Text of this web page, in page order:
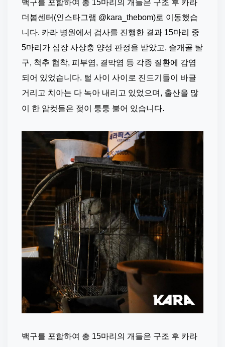
백구를 포함하여 총 15마리의 개들은 구조 후 카라
더봄센터(인스타그램 @kara_thebom)로 이동했습
니다. 카라 병원에서 검사를 진행한 결과 15마리 중
5마리가 심장 사상충 양성 판정을 받았고, 슬개골 탈
구, 척추 협착, 피부염, 결막염 등 각종 질환에 감염
되어 있었습니다. 털 사이 사이로 진드기들이 바글
거리고 치아는 다 녹아 내리고 있었으며, 출산을 많
이 한 암컷들은 젖이 퉁퉁 불어 있습니다.
백구를 포함하여 총 15마리의 개들은 구조 후 카라